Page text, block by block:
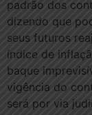
padrão dos
dizendo que
seus futuros
índice de
baque
vigência do
será por via